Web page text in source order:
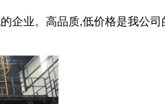
企业。高品质,低价格是我公